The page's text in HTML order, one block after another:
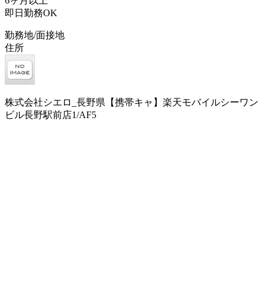
即日勤務OK
勤務地/面接地
住所
株式会社シエロ_長野県【携帯キャ】楽天モバイルシーワン
ビル長野駅前店1/AF5